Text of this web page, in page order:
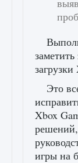
Это
Xbox
игры на